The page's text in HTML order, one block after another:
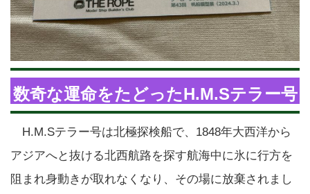
数奇な運命をたどったH.M.Sテラー号
H.M.Sテラー号は北極探検船で、1848年大西洋から
アジアへと抜ける北西航路を探す航海中に氷に行方を
阻まれ身動きが取れなくなり、その場に放棄されまし